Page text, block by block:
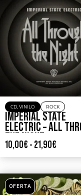
CD, VINILO ROCK
IMPERIAL STATE
ELECTRIC – ALL
THE NIGHT
10,00€ - 21,90€
OFERTA